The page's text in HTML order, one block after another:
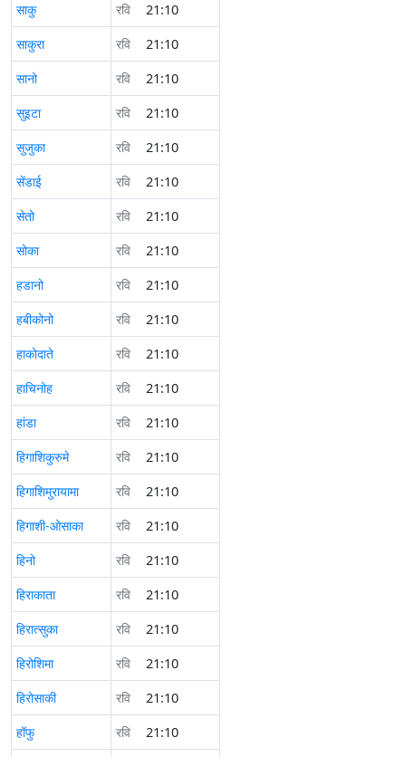
साकु
रवि
21:10
साकुरा
रवि
21:10
सानो
रवि
21:10
सुइटा
रवि
21:10
सुजुका
रवि
21:10
सेंडाई
रवि
21:10
सेतो
रवि
21:10
सोका
रवि
21:10
हडानो
रवि
21:10
हबीकोनो
रवि
21:10
हाकोदाते
रवि
21:10
हाचिनोह
रवि
21:10
हांडा
रवि
21:10
हिगाशिकुरुमे
रवि
21:10
हिगाशिमुरायामा
रवि
21:10
हिगाशी-ओसाका
रवि
21:10
हिनो
रवि
21:10
हिराकाता
रवि
21:10
हिरात्सुका
रवि
21:10
हिरोशिमा
रवि
21:10
हिरोसाकी
रवि
21:10
हॉफु
रवि
21:10